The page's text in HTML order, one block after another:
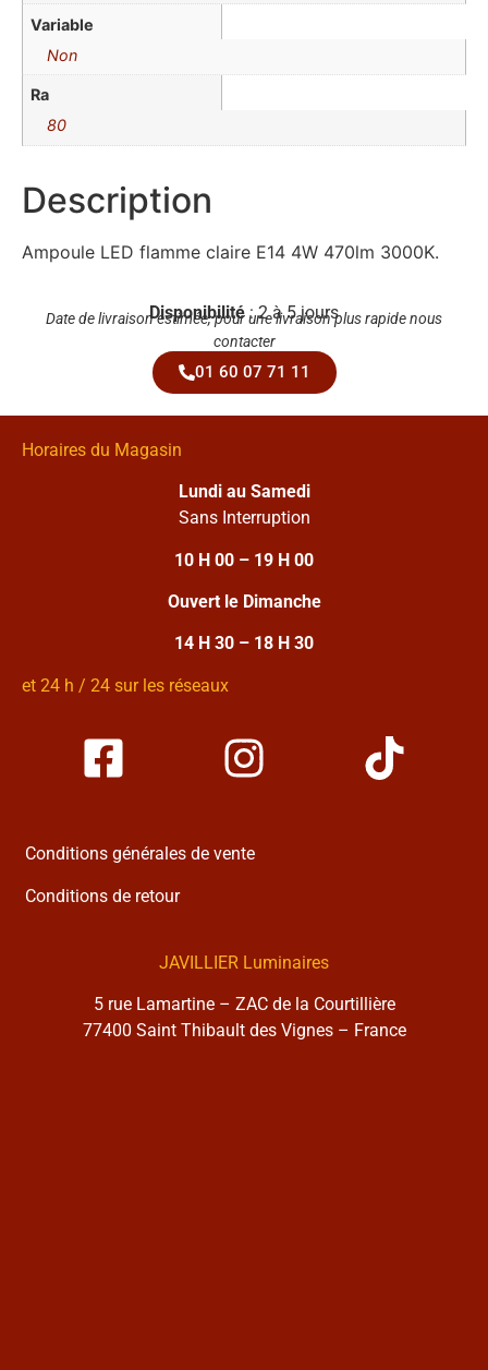
Variable
Non
Ra
80
Description
Ampoule LED flamme claire E14 4W 470lm 3000K.
Disponibilité : 2 à 5 jours
Date de livraison estimée, pour une livraison plus rapide nous
contacter
01 60 07 71 11
Horaires du Magasin
Lundi au Samedi
Sans Interruption
10 H 00 – 19 H 00
Ouvert le Dimanche
14 H 30 – 18 H 30
et 24 h / 24 sur les réseaux
Conditions générales de vente
Conditions de retour
JAVILLIER Luminaires
5 rue Lamartine – ZAC de la Courtillière
77400 Saint Thibault des Vignes – France